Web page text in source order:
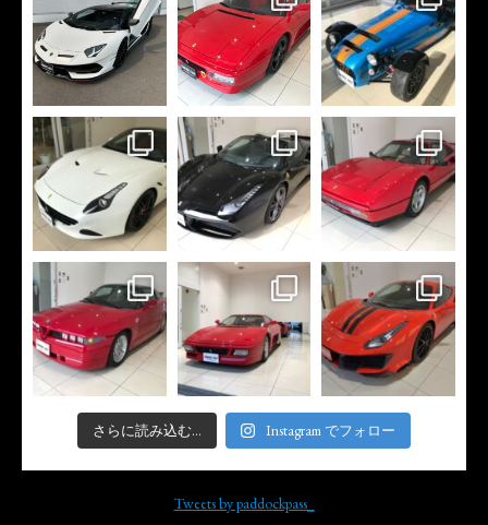
さらに読み込む... Instagram でフォロー
Tweets by paddockpass_